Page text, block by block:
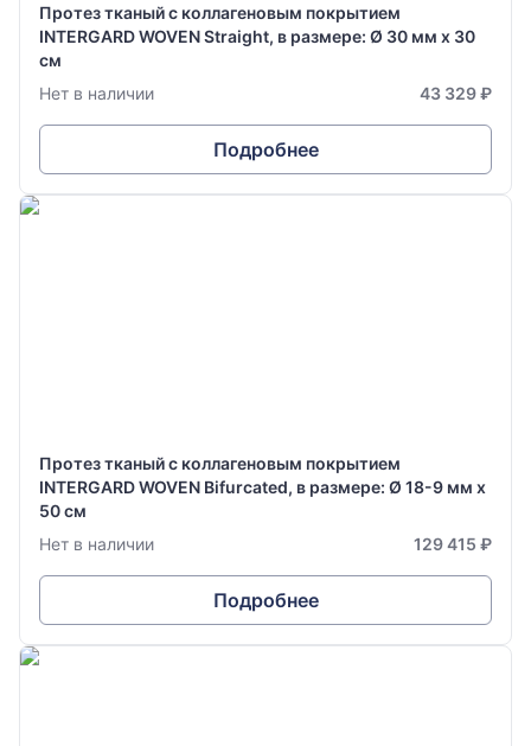
Протез тканый с коллагеновым покрытием
INTERGARD WOVEN Straight, в размере: Ø 30 мм х 30
см
Нет в наличии
43 329 ₽
Подробнее
Протез тканый с коллагеновым покрытием
INTERGARD WOVEN Bifurcated, в размере: Ø 18-9 мм х
50 см
Нет в наличии
129 415 ₽
Подробнее